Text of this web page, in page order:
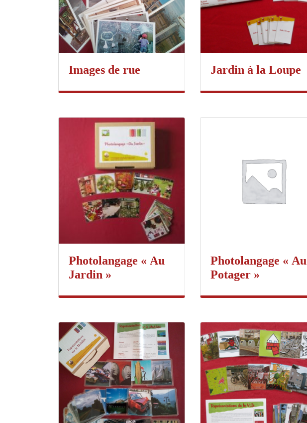
Images de rue Jardin à la Loupe
Photolangage « Au
Jardin »
Photolangage « Au
Potager »